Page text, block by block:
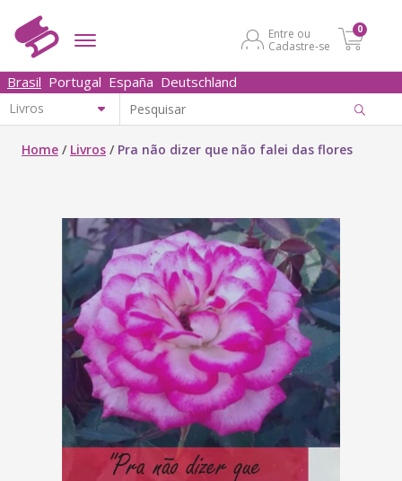
Entre ou
Cadastre-se
0
Brasil Portugal España Deutschland
Home / Livros / Pra não dizer que não falei das flores